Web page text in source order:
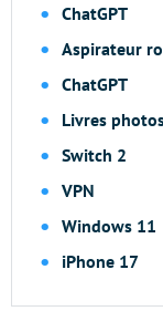
ChatGPT
Aspirateur
ChatGPT
Livres
Switch 2
VPN
Windows 11
iPhone 17